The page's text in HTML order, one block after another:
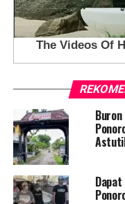
Buron